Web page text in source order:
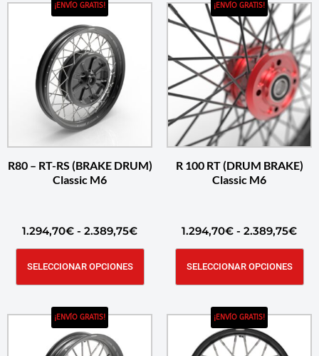
¡ENVÍO GRATIS!
R80 – RT-RS (BRAKE DRUM)
Classic M6
1.294,70€ - 2.389,75€
SELECCIONAR OPCIONES
¡ENVÍO GRATIS!
R 100 RT (DRUM BRAKE)
Classic M6
1.294,70€ - 2.389,75€
SELECCIONAR OPCIONES
¡ENVÍO GRATIS! ¡ENVÍO GRATIS!